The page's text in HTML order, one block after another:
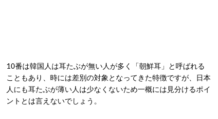
10番は韓国人は耳たぶが無い人が多く「朝鮮耳」と呼ばれる
こともあり、時には差別の対象となってきた特徴ですが、日本
人にも耳たぶが薄い人は少なくないため一概には見分けるポイ
ントとは言えないでしょう。